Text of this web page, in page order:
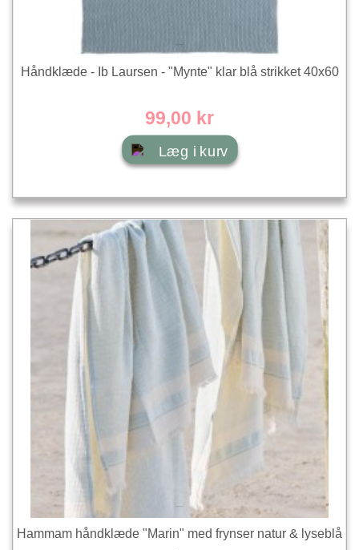
Håndklæde - Ib Laursen - "Mynte" klar blå strikket 40x60
99,00 kr
Læg i kurv
Hammam håndklæde "Marin" med frynser natur & lyseblå